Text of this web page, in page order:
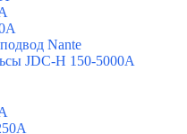
Nante
JDC-H 150-5000A